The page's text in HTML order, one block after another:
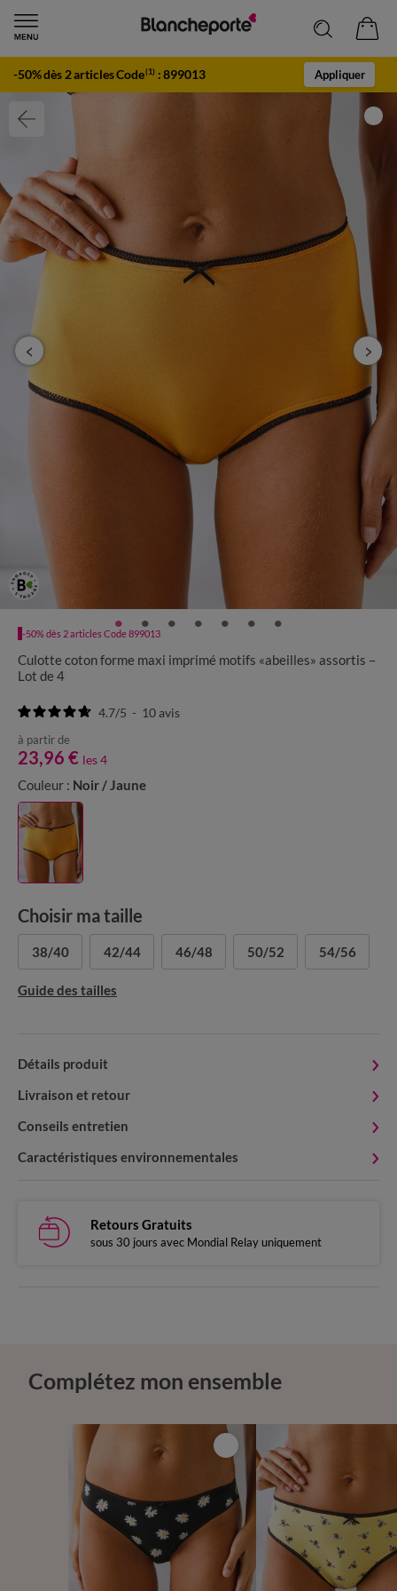
-50% dès 2 articles Code(1) :899013 Appliquer
-50% dès 2 articles Code 899013
Culotte coton forme maxi imprimé motifs «abeilles» assortis –
Lot de 4
4.7/5 - 10avis
à partir de
23,96 € les 4
Couleur : Noir / Jaune
Choisir ma taille
38/40 42/44 46/48 50/52 54/56
Guide des tailles
Détails produit
Livraison et retour
Conseils entretien
Caractéristiques environnementales
Retours Gratuits
sous 30 jours avec Mondial Relay uniquement
Complétez mon ensemble